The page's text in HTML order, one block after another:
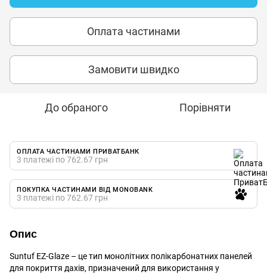
Оплата частинами
Замовити швидко
До обраного Порівняти
ОПЛАТА ЧАСТИНАМИ ПРИВАТБАНК
3 платежі по 762.67 грн
ПОКУПКА ЧАСТИНАМИ ВІД MONOBANK
3 платежі по 762.67 грн
Опис
Suntuf EZ-Glaze – це тип монолітних полікарбонатних панелей
для покриття дахів, призначений для використання у